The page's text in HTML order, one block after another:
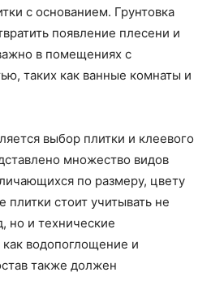
с основанием. Грунтовка
появление плесени и
в помещениях с
таких как ванные комнаты и
выбор плитки и клеевого
множество видов
по размеру, цвету
плитки стоит учитывать не
но и технические
как водопоглощение и
также должен